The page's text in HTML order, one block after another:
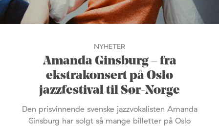
NYHETER
Amanda Ginsburg – fra
ekstrakonsert på Oslo
jazzfestival til Sør-Norge
Den prisvinnende svenske jazzvokalisten Amanda
Ginsburg har solgt så mange billetter på Oslo